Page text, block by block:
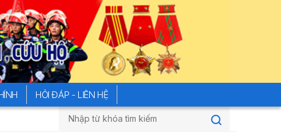
HỎI ĐÁP - LIÊN HỆ
Đường dây nóng của Bộ Công an